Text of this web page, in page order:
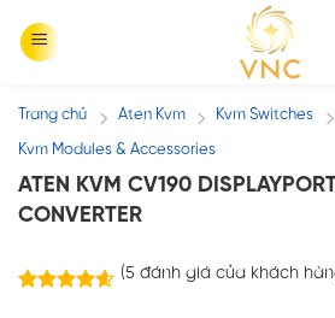
Trang chủ / Aten Kvm / Kvm Switches /
Kvm Modules & Accessories
ATEN KVM CV190
CONVERTER
(5 đánh giá của khách